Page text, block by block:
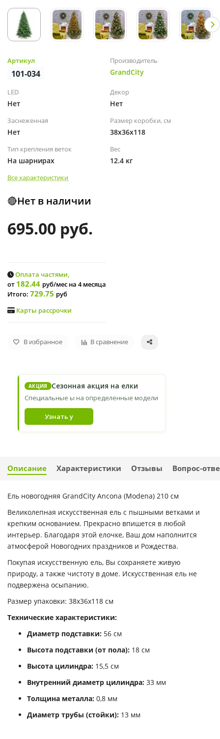
Артикул
101-034
Производитель
GrandCity
LED
Нет
Декор
Нет
Заснеженная
Нет
Размер коробки, см
38х36х118
Тип крепления веток
На шарнирах
Вес
12.4 кг
Все характеристики
🔴Нет в наличии
695.00 руб.
Оплата частями,
от 182.44 руб/мес на 4 месяца
Итого: 729.75 руб
Карты рассрочки
В избранное В сравнение
АКЦИЯ Сезонная акция на елки
Специальные ы на определенные модели
Узнать у
Описание Характеристики Отзывы Вопрос-
Ель новогодняя GrandCity Ancona (Modena) 210 см
Великолепная искусственная ель с пышными ветками и
крепким основанием. Прекрасно впишется в любой
интерьер. Благодаря этой елочке, Ваш дом наполнится
атмосферой Новогодних праздников и Рождества.
Покупая искусственную ель, Вы сохраняете живую
природу, а также чистоту в доме. Искусственная ель не
подвержена осыпанию.
Размер упаковки: 38х36х118 см
Технические характеристики:
Диаметр подставки: 56 см
Высота подставки (от пола): 18 см
Высота цилиндра: 15,5 см
Внутренний диаметр цилиндра: 33 мм
Толщина металла: 0,8 мм
Диаметр трубы (стойки): 13 мм